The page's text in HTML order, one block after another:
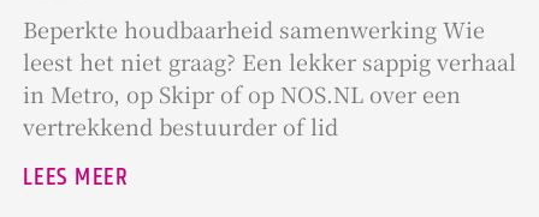
Beperkte houdbaarheid samenwerking Wie
leest het niet graag? Een lekker sappig verhaal
in Metro, op Skipr of op NOS.NL over een
vertrekkend bestuurder of lid
LEES MEER